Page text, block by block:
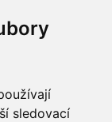
sledovací